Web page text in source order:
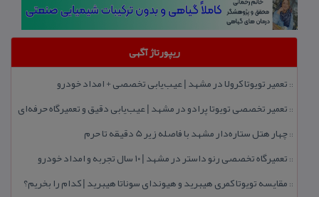
ریپورتاژ آگهی
:: تعمیر تویوتا كرولا در مشهد | عیب‌یابی تخصصی + امداد خودرو
:: تعمیر تخصصی تویوتا پرادو در مشهد | عیب‌یابی دقیق و تعمیرگاه حرفه‌ای
::چهار هتل‌ ستاره‌دار مشهد با فاصله زیر 5 دقیقه تا حرم
:: تعمیرگاه تخصصی رنو داستر در مشهد | ۱۰ سال تجربه و امداد خودرو
:: مقایسه تویوتا كمری هیبرید و هیوندای سوناتا هیبرید | كدام را بخریم؟